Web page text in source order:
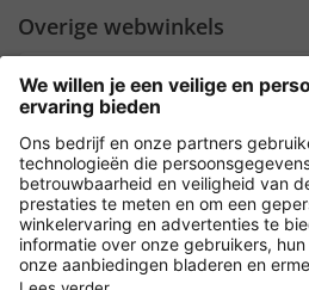
Overige webwinkels
Nederland
Payment and Delivery
Versleuteling met